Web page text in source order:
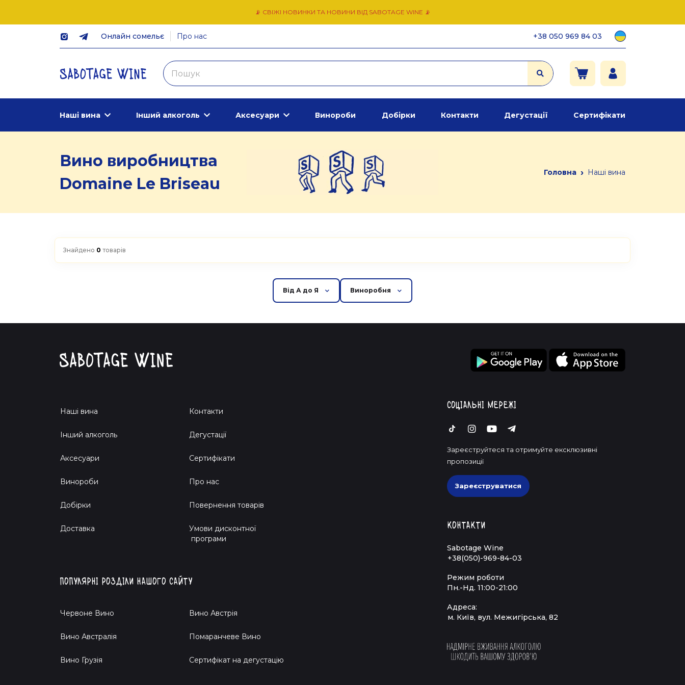
📡 СВІЖІ НОВИНКИ ТА НОВИНИ ВІД SABOTAGE WINE 📡
Онлайн сомельє Про нас +38 050 969 84 03
Наші вина Інший алкоголь Аксесуари Винороби Добірки Контакти Дегустації Сертифікати
Вино виробництва
Domaine Le Briseau
Головна › Наші вина
Знайдено 0 товарів
Від А до Я Виноробня
Наші вина
Інший алкоголь
Аксесуари
Винороби
Добірки
Доставка
Контакти
Дегустації
Сертифікати
Про нас
Повернення товарів
Умови дисконтної
програми
Популярні розділи нашого сайту
Червоне Вино
Вино Австралія
Вино Грузія
Вино Австрія
Помаранчеве Вино
Cертифікат на дегустацію
Соціальні мережі
Зареєструйтеся та отримуйте ексклюзивні
пропозиції
Зареєструватися
Контакти
Sabotage Wine
+38(050)-969-84-03
Режим роботи
Пн.-Нд. 11:00-21:00
Адреса:
м. Київ, вул. Межигірська, 82